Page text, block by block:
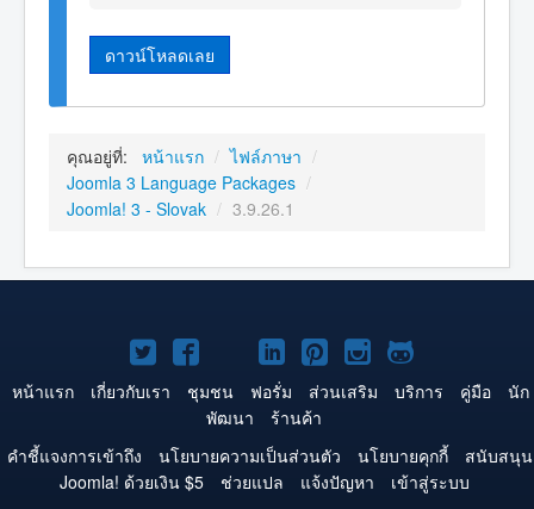
ดาวน์โหลดเลย
คุณอยู่ที่: หน้าแรก / ไฟล์ภาษา /
Joomla 3 Language Packages /
Joomla! 3 - Slovak / 3.9.26.1
Joomla!
บน
Twitter
Joomla!
บน
Facebook
Joomla!
บน
YouTube
Joomla!
บน
LinkedIn
Joomla!
บน
Pinterest
Joomla!
บน
Joomla!
บน
หน้าแรก เกี่ยวกับเรา ชุมชน ฟอรั่ม ส่วนเสริม บริการ คู่มือ
นัก
พัฒนา
ร้านค้า
คำชี้แจงการเข้าถึง
นโยบายความเป็นส่วนตัว นโยบายคุกกี้
สนับสนุน
Joomla! ด้วยเงิน $5
ช่วยแปล แจ้งปัญหา
เข้าสู่ระบบ